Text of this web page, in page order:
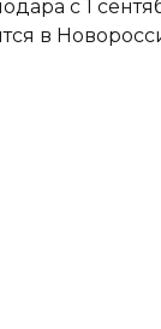
с 1
в